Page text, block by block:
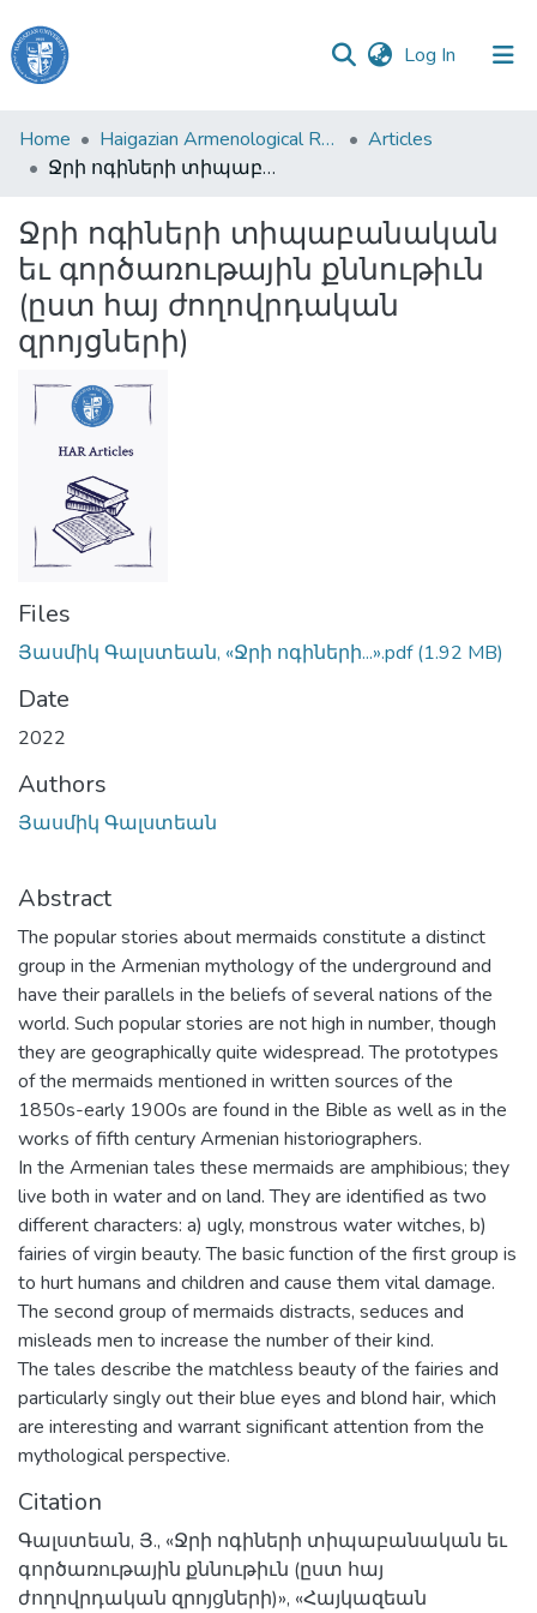
Log In (current)
Haigazian
University
&
Collections
All of DSpace
Home Haigazian Armenological Review
Articles
Ջրի ոգիների տիպաբանական եւ գործառութային քննութիւն (ըստ հայ ժողովրդական զրոյցների)
Ջրի ոգիների տիպաբանական
եւ գործառութային քննութիւն
(ըստ հայ ժողովրդական
զրոյցների)
Files
Յասմիկ Գալստեան, «Ջրի ոգիների...».pdf(1.92 MB)
Date
2022
Authors
Յասմիկ Գալստեան
Abstract
The popular stories about mermaids constitute a distinct
group in the Armenian mythology of the underground and
have their parallels in the beliefs of several nations of the
world. Such popular stories are not high in number, though
they are geographically quite widespread. The prototypes
of the mermaids mentioned in written sources of the
1850s-early 1900s are found in the Bible as well as in the
works of fifth century Armenian historiographers.
In the Armenian tales these mermaids are amphibious; they
live both in water and on land. They are identified as two
different characters: a) ugly, monstrous water witches, b)
fairies of virgin beauty. The basic function of the first group is
to hurt humans and children and cause them vital damage.
The second group of mermaids distracts, seduces and
misleads men to increase the number of their kind.
The tales describe the matchless beauty of the fairies and
particularly singly out their blue eyes and blond hair, which
are interesting and warrant significant attention from the
mythological perspective.
Citation
Գալստեան, Յ., «Ջրի ոգիների տիպաբանական եւ
գործառութային քննութիւն (ըստ հայ
ժողովրդական զրոյցների)», «Հայկազեան